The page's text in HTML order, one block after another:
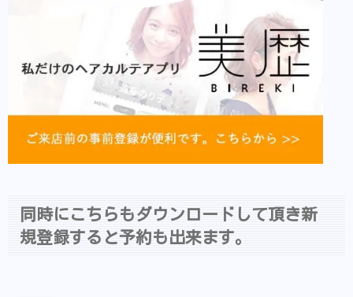
同時にこちらもダウンロードして頂き新
規登録すると予約も出来ます。